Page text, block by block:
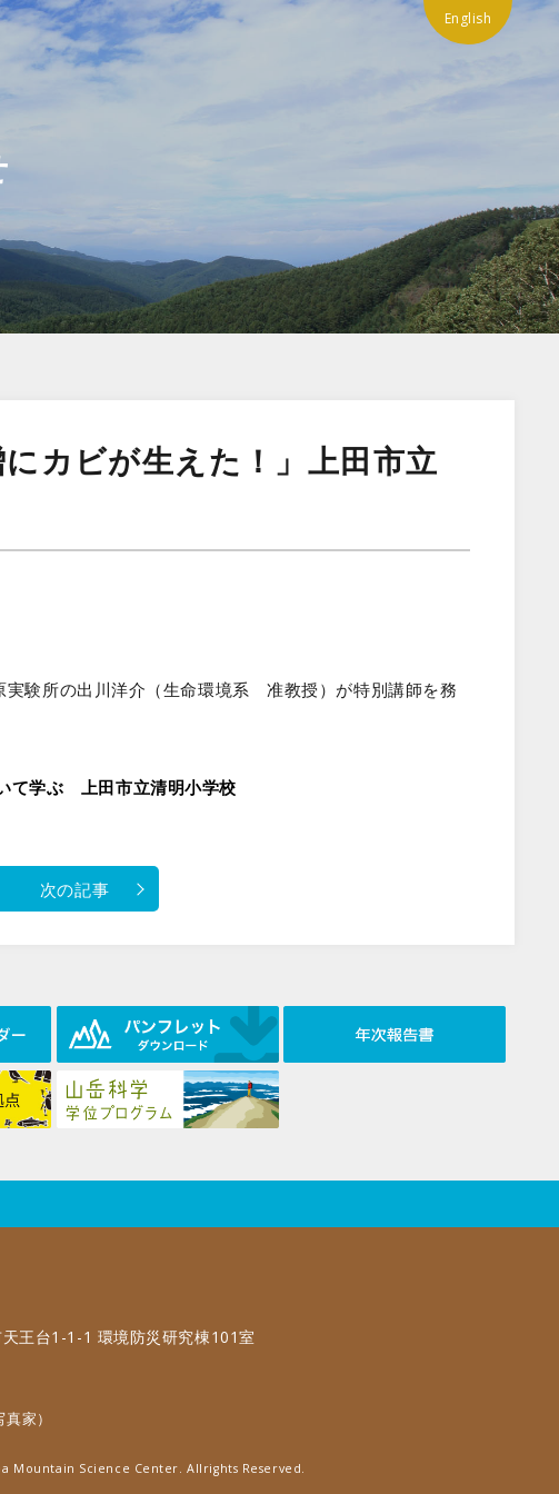
English
カビが生えた！」上田市立
験所の出川洋介（生命環境系 准教授）が特別講師を務
て学ぶ 上田市立清明小学校
次の記事
王台1-1-1 環境防災研究棟101室
家）
Mountain Science Center. Allrights Reserved.